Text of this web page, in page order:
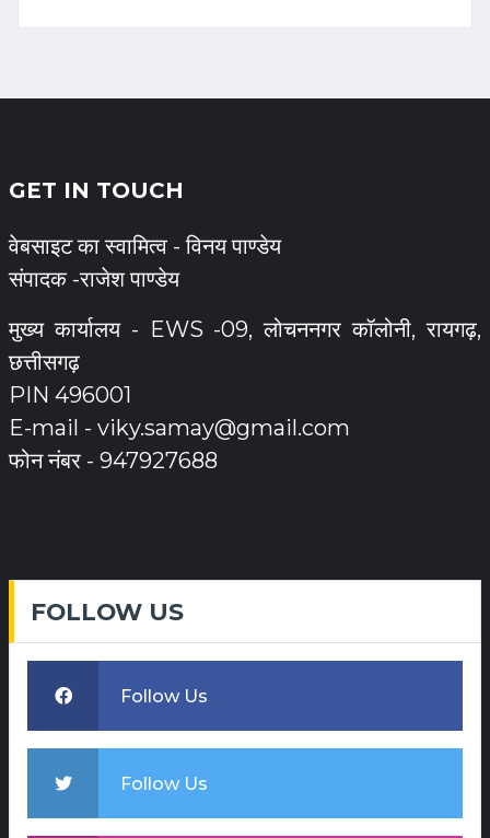
GET IN TOUCH
वेबसाइट का स्वामित्व - विनय पाण्डेय
संपादक -राजेश पाण्डेय
मुख्य कार्यालय - EWS -09, लोचननगर कॉलोनी, रायगढ़,
छत्तीसगढ़
PIN 496001
E-mail - viky.samay@gmail.com
फोन नंबर - 947927688
FOLLOW US
Follow Us
Follow Us